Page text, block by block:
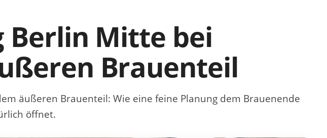
Berlin Mitte bei
Brauenteil
äußeren Brauenteil: Wie eine feine Planung dem Brauenende
öffnet.